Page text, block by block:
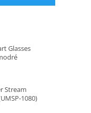
Glasses
Stream
1080)